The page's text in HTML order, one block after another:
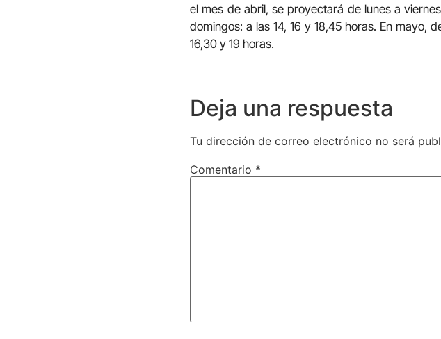
el mes de abril, se proyectará de lunes a
domingos: a las 14, 16 y 18,45 horas. En mayo,
16,30 y 19 horas.
Deja una respuesta
Tu dirección de correo electrónico no será
Comentario *